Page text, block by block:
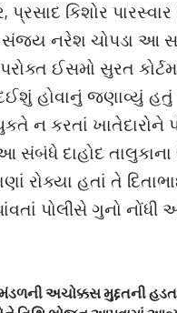
કિશોર
સંજય નરેશ ચોપડા આ
ઈસમો સુરત
હોવાનું જણાવ્યું
ન કરતાં ખાતેદારોને
સંબંધે દાહોદ તાલુકાના
રોક્યા હતાં તે
પોલીસે ગુનો
અચોક્કસ મુદ્દતની